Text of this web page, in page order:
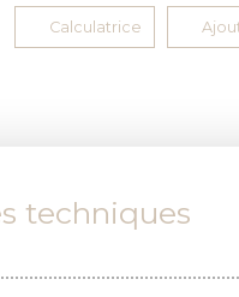
Calculatrice
techniques